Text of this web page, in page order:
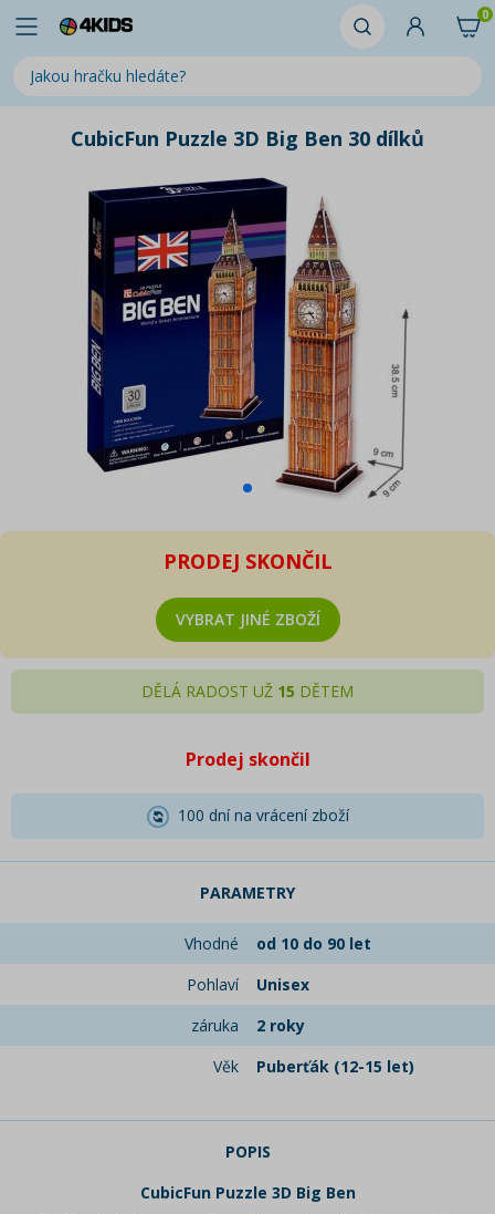
0
CubicFun Puzzle 3D Big Ben 30 dílků
PRODEJ SKONČIL
VYBRAT JINÉ ZBOŽÍ
DĚLÁ RADOST UŽ 15 DĚTEM
Prodej skončil
100 dní na vrácení zboží
PARAMETRY
Vhodné
od 10 do 90 let
Pohlaví
Unisex
záruka
2 roky
Věk
Puberťák (12-15 let)
POPIS
CubicFun Puzzle 3D Big Ben